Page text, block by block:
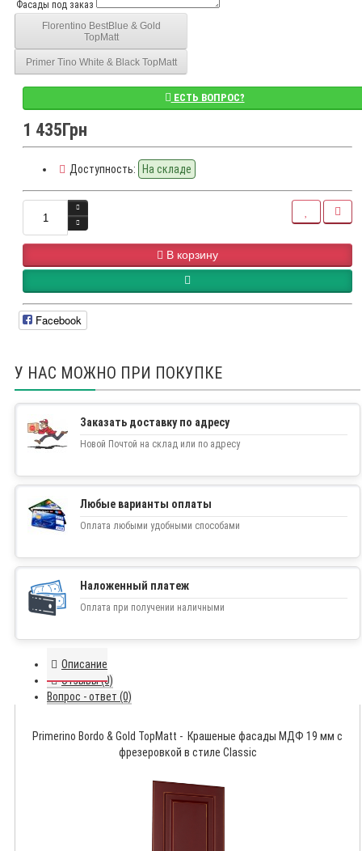
Фасады под заказ
Florentino BestBlue & Gold
TopMatt
Primer Tino White & Black TopMatt
ЕСТЬ ВОПРОС?
1 435Грн
Доступность: На складе
В корзину
Facebook
У НАС МОЖНО ПРИ ПОКУПКЕ
Заказать доставку по адресу
Новой Почтой на склад или по адресу
Любые варианты оплаты
Оплата любыми удобными способами
Наложенный платеж
Оплата при получении наличными
Описание
Отзывы (0)
Вопрос - ответ (0)
Primerino Bordo & Gold TopMatt - Крашеные фасады МДФ 19 мм с
фрезеровкой в стиле Classic